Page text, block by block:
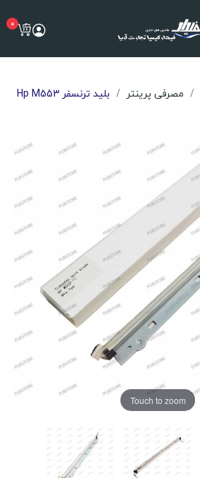
0
مصرفی پرینتر بلید ترنسفر Hp M553
Touch to zoom